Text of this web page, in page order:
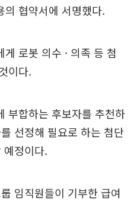
의 협약서에 서명했다.
로봇 의수 · 의족 등 첨
이다.
부합하는 후보자를 추천하
선정해 필요로 하는 첨단
예정이다.
임직원들이 기부한 급여